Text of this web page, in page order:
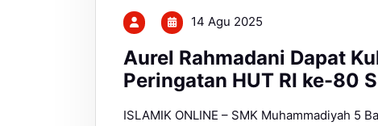
14 Agu 2025
Aurel Rahmadani Dapat
Peringatan HUT RI ke-80
ISLAMIK ONLINE – SMK Muhammadiyah 5